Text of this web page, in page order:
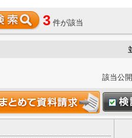
3 件が該当
該当公